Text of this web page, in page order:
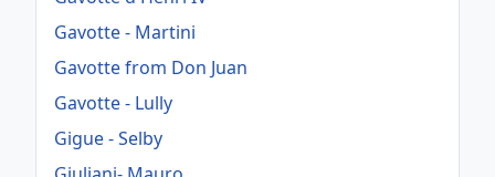
Gavotte - Martini
Gavotte from Don Juan
Gavotte - Lully
Gigue - Selby